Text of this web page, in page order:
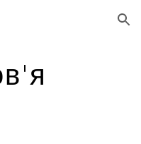
Skip to navigation